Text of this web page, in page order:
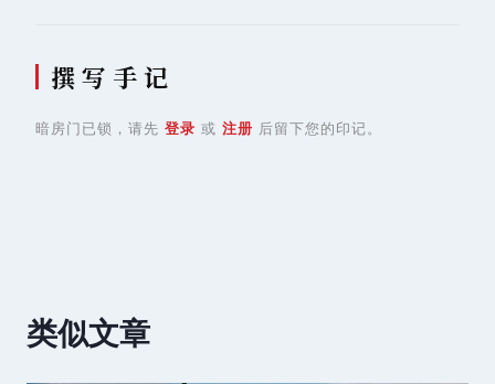
撰 写 手 记
暗房门已锁，请先 登录 或 注册 后留下您的印记。
类似文章